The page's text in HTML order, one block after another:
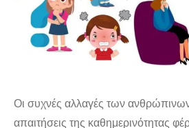
Οι συχνές αλλαγές των
απαιτήσεις της καθημερινότητας